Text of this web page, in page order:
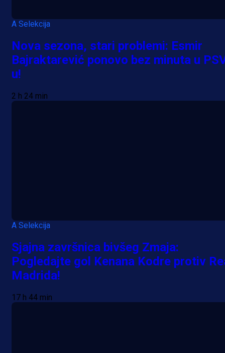
A Selekcija
Nova sezona, stari problemi: Esmir
Bajraktarević ponovo bez minuta u
u!
2 h 24 min
A Selekcija
Sjajna završnica bivšeg Zmaja:
Pogledajte gol Kenana Kodre protiv
Madrida!
17 h 44 min